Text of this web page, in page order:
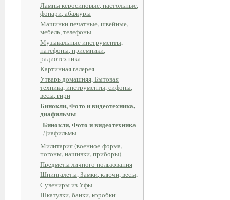
Лампы керосиновые, настольные,
фонари, абажуры
Машинки печатные, швейные,
мебель, телефоны
Музыкальные инструменты,
патефоны, приемники,
радиотехника
Картинная галерея
Утварь домашняя, Бытовая
техника, инструменты, сифоны,
весы, гири
Бинокли, Фото и видеотехника,
диафильмы
Бинокли, Фото и видеотехника
Диафильмы
Милитария (военное-форма,
погоны, нашивки, приборы)
Предметы личного пользования
Шпингалеты, Замки, ключи, весы,
Сувениры из Уфы
Шкатулки, банки, коробки